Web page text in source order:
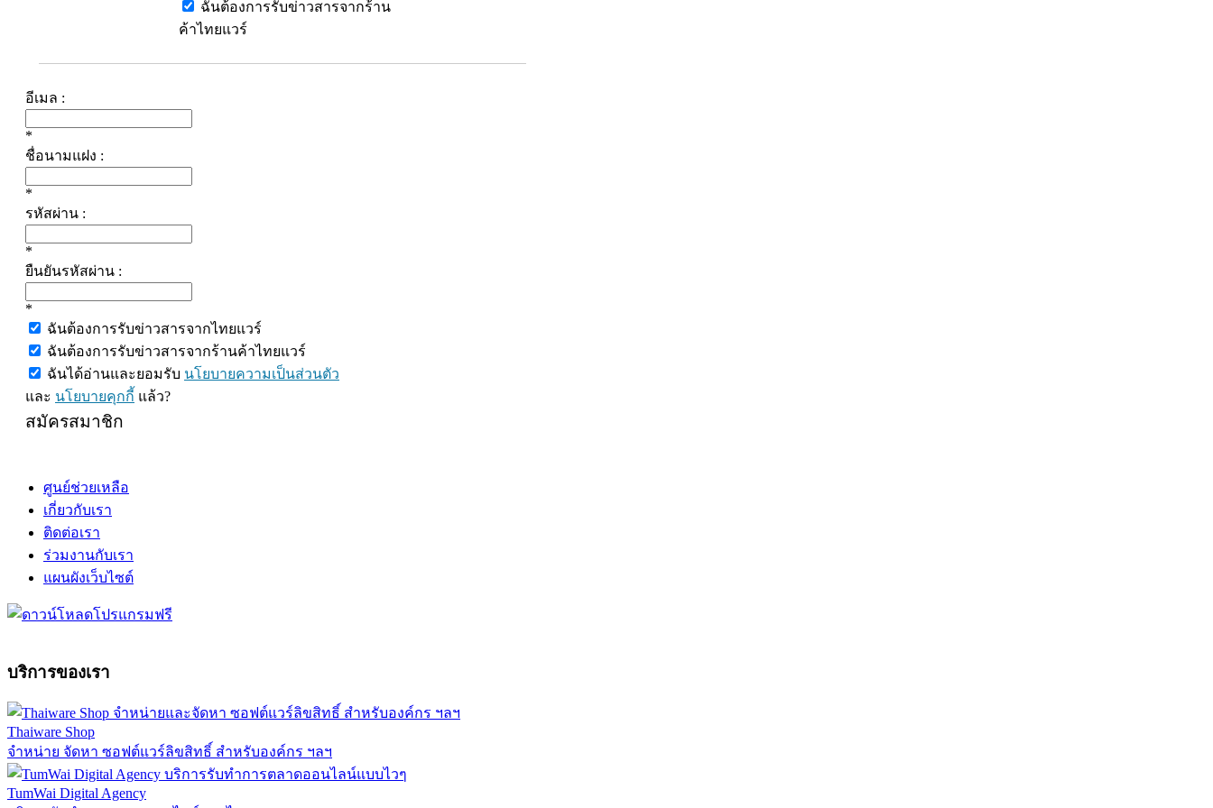
ฉันต้องการรับข่าวสารจากร้าน
ค้าไทยแวร์
อีเมล :
*
ชื่อนามแฝง :
*
รหัสผ่าน :
*
ยืนยันรหัสผ่าน :
*
ฉันต้องการรับข่าวสารจากไทยแวร์
ฉันต้องการรับข่าวสารจากร้านค้าไทยแวร์
ฉันได้อ่านและยอมรับ นโยบายความเป็นส่วนตัว
และ นโยบายคุกกี้ แล้ว?
สมัครสมาชิก
ศูนย์ช่วยเหลือ
เกี่ยวกับเรา
ติดต่อเรา
ร่วมงานกับเรา
แผนผังเว็บไซต์
บริการของเรา
Thaiware Shop
จำหน่าย จัดหา ซอฟต์แวร์ลิขสิทธิ์ สำหรับองค์กร ฯลฯ
TumWai Digital Agency